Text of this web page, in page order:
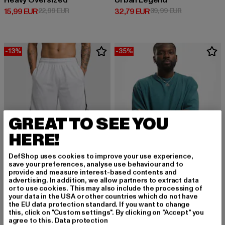
15,99 EUR
Derzeitiger Preis: 15,99 EUR
22,99 EURAktionspreis: 22,99 EUR
32,79 EUR
Derzeitiger Preis: 32,79 EUR
39,99 EURAktionspreis:
-13%
URBAN CLASSICS
Stripes Mesh
-35%
URBAN CLASSICS
Tall
12,99 EUR
Derzeitiger Preis: 12,99 EUR
19,99 EURAktionspreis:
GREAT TO SEE YOU
HERE!
DefShop uses cookies to improve your use experience,
save your preferences, analyse use behaviour and to
provide and measure interest-based contents and
advertising. In addition, we allow partners to extract data
or to use cookies. This may also include the processing of
your data in the USA or other countries which do not have
the EU data protection standard. If you want to change
this, click on "Custom settings". By clicking on "Accept" you
agree to this. Data protection